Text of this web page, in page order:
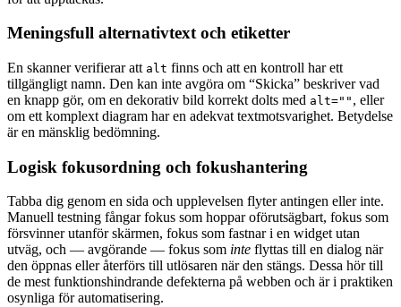
Meningsfull alternativtext och etiketter
En skanner verifierar att alt finns och att en kontroll har ett
tillgängligt namn. Den kan inte avgöra om “Skicka” beskriver vad
en knapp gör, om en dekorativ bild korrekt dolts med alt="" , eller
om ett komplext diagram har en adekvat textmotsvarighet. Betydelse
är en mänsklig bedömning.
Logisk fokusordning och fokushantering
Tabba dig genom en sida och upplevelsen flyter antingen eller inte.
Manuell testning fångar fokus som hoppar oförutsägbart, fokus som
försvinner utanför skärmen, fokus som fastnar i en widget utan
utväg, och — avgörande — fokus som inte flyttas till en dialog när
den öppnas eller återförs till utlösaren när den stängs. Dessa hör till
de mest funktionshindrande defekterna på webben och är i praktiken
osynliga för automatisering.